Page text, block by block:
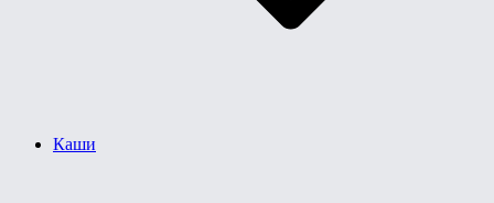
Каши